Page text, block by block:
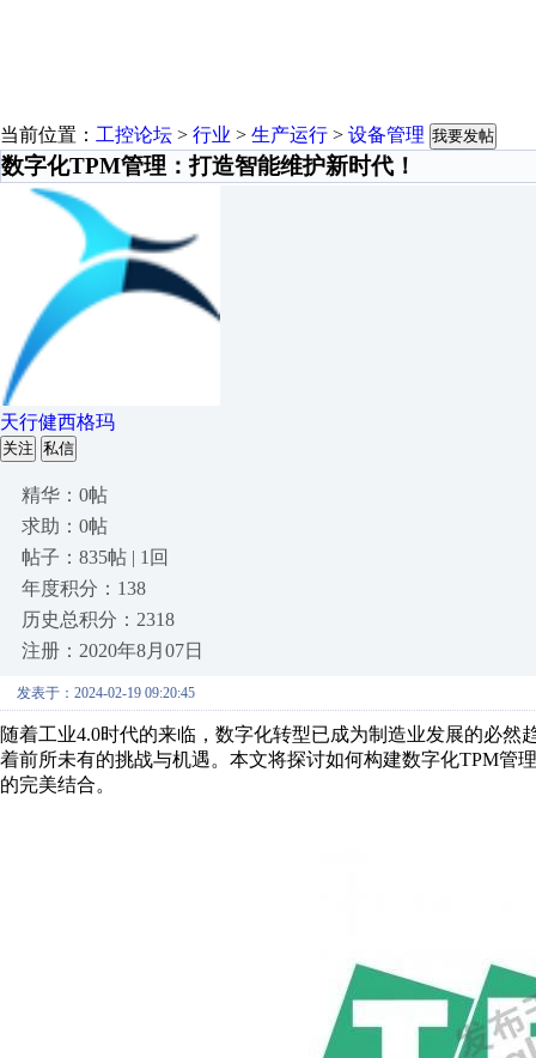
当前位置： 工控论坛 > 行业 > 生产运行 > 设备管理 我要发帖
数字化TPM管理：打造智能维护新时代！
天行健西格玛
关注 私信
精华：0帖
求助：0帖
帖子：835帖 | 1回
年度积分：138
历史总积分：2318
注册：2020年8月07日
发表于：2024-02-19 09:20:45
随着工业4.0时代的来临，数字化转型已成为制造业发展的必
着前所未有的挑战与机遇。本文将探讨如何构建数字化TPM管
的完美结合。